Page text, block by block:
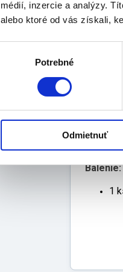
médií, inzercie a analýzy.
alebo ktoré od vás získali,
Potrebné
Odmietnuť
k
Veľkosť:
Balenie:
1